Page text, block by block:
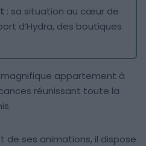
: sa situation au cœur de
d’Hydra, des boutiques
magnifique appartement à
réunissant toute la
de ses animations, il dispose